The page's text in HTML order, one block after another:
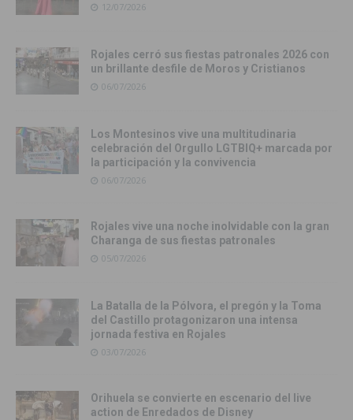
12/07/2026
Rojales cerró sus fiestas patronales 2026 con
un brillante desfile de Moros y Cristianos
06/07/2026
Los Montesinos vive una multitudinaria
celebración del Orgullo LGTBIQ+ marcada por
la participación y la convivencia
06/07/2026
Rojales vive una noche inolvidable con la gran
Charanga de sus fiestas patronales
05/07/2026
La Batalla de la Pólvora, el pregón y la Toma
del Castillo protagonizaron una intensa
jornada festiva en Rojales
03/07/2026
Orihuela se convierte en escenario del live
action de Enredados de Disney